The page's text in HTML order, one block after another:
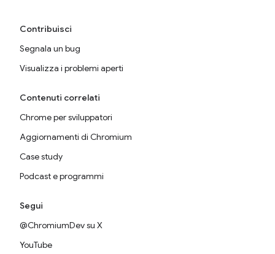
Contribuisci
Segnala un bug
Visualizza i problemi aperti
Contenuti correlati
Chrome per sviluppatori
Aggiornamenti di Chromium
Case study
Podcast e programmi
Segui
@ChromiumDev su X
YouTube